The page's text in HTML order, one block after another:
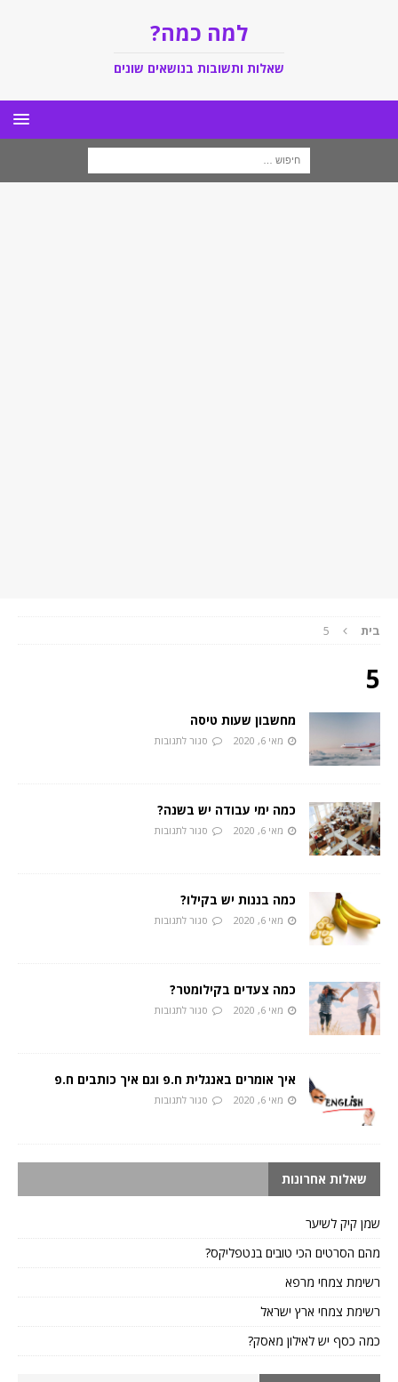
למה כמה?
שאלות ותשובות בנושאים שונים
בית 5
5
מחשבון שעות טיסה
מאי 6, 2020 סגור לתגובות
כמה ימי עבודה יש בשנה?
מאי 6, 2020 סגור לתגובות
כמה בננות יש בקילו?
מאי 6, 2020 סגור לתגובות
כמה צעדים בקילומטר?
מאי 6, 2020 סגור לתגובות
איך אומרים באנגלית ח.פ וגם איך כותבים ח.פ
מאי 6, 2020 סגור לתגובות
שאלות אחרונות
שמן קיק לשיער
מהם הסרטים הכי טובים בנטפליקס?
רשימת צמחי מרפא
רשימת צמחי ארץ ישראל
כמה כסף יש לאילון מאסק?